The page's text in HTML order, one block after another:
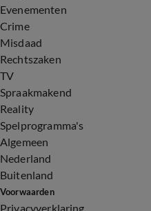
Evenementen
Crime
Misdaad
Rechtszaken
TV
Spraakmakend
Reality
Spelprogramma's
Algemeen
Nederland
Buitenland
Voorwaarden
Privacyverklaring